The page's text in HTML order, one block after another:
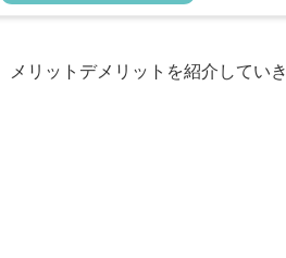
メリットデメリットを紹介してい